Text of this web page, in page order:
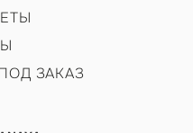
ЗАКАЗ